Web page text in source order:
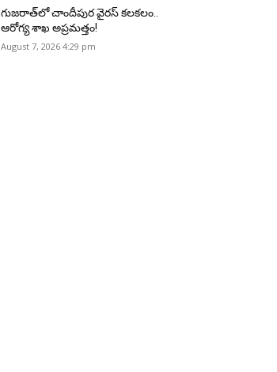
గుజరాత్‌లో చాందీపుర వైరస్ కలకలం..
ఆరోగ్య శాఖ అప్రమత్తం!
August 7, 2026 4:29 pm